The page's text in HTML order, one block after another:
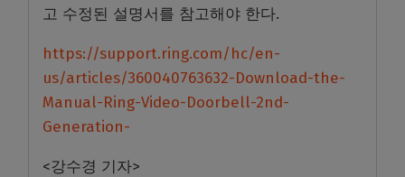
고 수정된 설명서를 참고해야 한다.
https://support.ring.com/hc/en-
us/articles/360040763632-Download-the-
Manual-Ring-Video-Doorbell-2nd-
Generation-
<강수경 기자>